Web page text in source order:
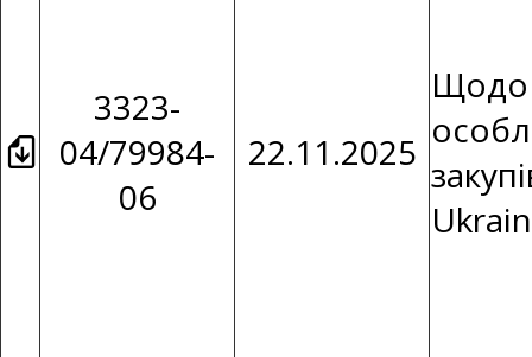
3323-
04/79984-
06
22.11.2025
Щодо